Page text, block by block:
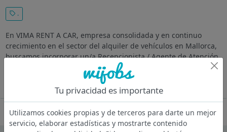
.
En VIMA RENT A CAR, empresa consolidada y en continuo
crecimiento en el sector del alquiler de vehículos en Mallorca,
buscamos incorporar un/a Recepcionista / Agente de Atención
al Cliente para nuestro equipo en el Aeropuerto de Mallorca.
Oferta desactivada
Tu privacidad es importante
Utilizamos cookies propias y de terceros para darte un mejor
servicio, elaborar estadísticas y mostrarte contenido